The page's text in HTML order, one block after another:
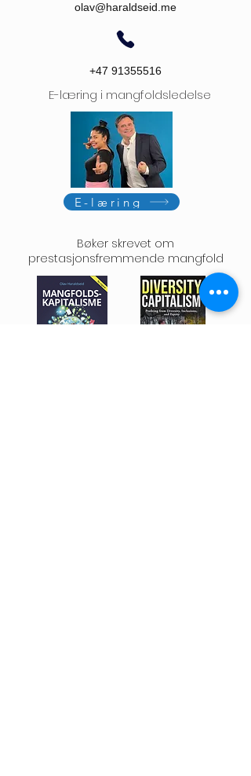
olav@haraldseid.me
+47 91355516
E-læring i mangfoldsledelse
E-læring
Bøker skrevet om
prestasjonsfremmende mangfold